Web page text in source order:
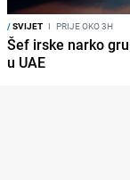
/SVIJET I PRIJE OKO 3H
Šef irske narko
u UAE